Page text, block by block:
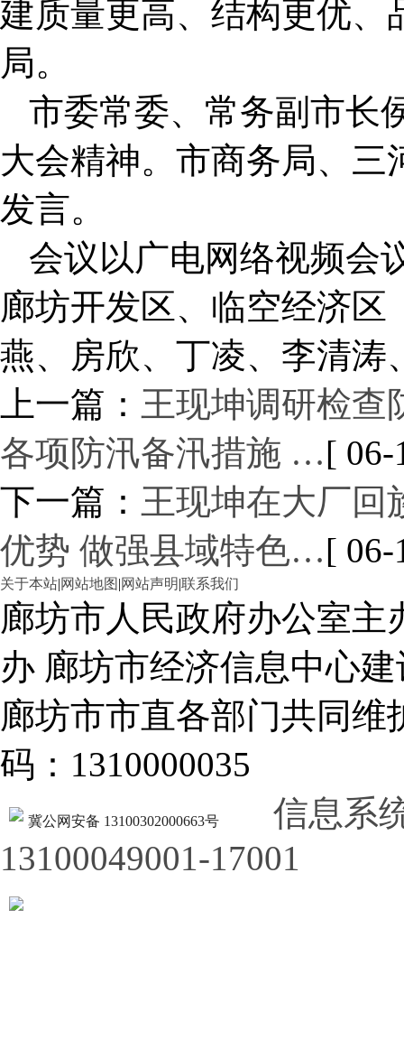
建质量更高、结构更优、
局。
市委常委、常务副市长
大会精神。市商务局、
发言。
会议以广电网络视频会
廊坊开发区、临空经济
燕、房欣、丁凌、李清涛
上一篇： 王现坤调研检查
各项防汛备汛措施 …[ 06-
下一篇： 王现坤在大厂回
优势 做强县域特色…[ 06-
关于本站|网站地图 |网站声明|联系我们
廊坊市人民政府办公室
办 廊坊市经济信息中心建
廊坊市市直各部门共同
码：1310000035
冀公网安备 13100302000663号
信息系
13100049001-17001